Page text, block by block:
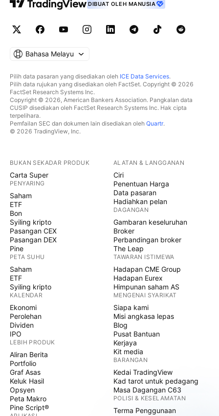
DIBUAT OLEH MANUSIA
Bahasa Melayu
Pilih data pasaran yang disediakan oleh ICE Data Services.
Pilih data rujukan yang disediakan oleh FactSet. Copyright © 2026
FactSet Research Systems Inc.
Copyright © 2026, American Bankers Association. Pangkalan data
CUSIP disediakan oleh FactSet Research Systems Inc. Hak cipta
terpelihara.
Pemfailan SEC dan dokumen lain disediakan oleh Quartr.
© 2026 TradingView, Inc.
BUKAN SEKADAR PRODUK
Carta Super
PENYARING
Saham
ETF
Bon
Syiling kripto
Pasangan CEX
Pasangan DEX
Pine
PETA SUHU
Saham
ETF
Syiling kripto
KALENDAR
Ekonomi
Perolehan
Dividen
IPO
LEBIH PRODUK
Aliran Berita
Portfolio
Graf Asas
Keluk Hasil
Opsyen
Peta Makro
Pine Script®
ALATAN & LANGGANAN
Ciri
Penentuan Harga
Data pasaran
Hadiahkan pelan
DAGANGAN
Gambaran keseluruhan
Broker
Perbandingan broker
The Leap
TAWARAN ISTIMEWA
Hadapan CME Group
Hadapan Eurex
Himpunan saham AS
MENGENAI SYARIKAT
Siapa kami
Misi angkasa lepas
Blog
Pusat Bantuan
Kerjaya
Kit media
BARANGAN
Kedai TradingView
Kad tarot untuk pedagang
Masa Dagangan C63
POLISI & KESELAMATAN
Terma Penggunaan